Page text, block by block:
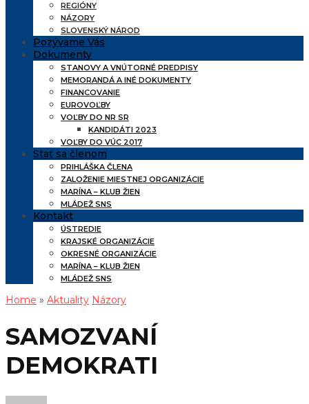
REGIÓNY
NÁZORY
SLOVENSKÝ NÁROD
Pozývame Vás
Dokumenty
STANOVY A VNÚTORNÉ PREDPISY
MEMORANDÁ A INÉ DOKUMENTY
FINANCOVANIE
EUROVOĽBY
VOĽBY DO NR SR
KANDIDÁTI 2023
VOĽBY DO VÚC 2017
Stať sa členom
PRIHLÁŠKA ČLENA
ZALOŽENIE MIESTNEJ ORGANIZÁCIE
MARÍNA – KLUB ŽIEN
MLÁDEŽ SNS
Kontakt
ÚSTREDIE
KRAJSKÉ ORGANIZÁCIE
OKRESNÉ ORGANIZÁCIE
MARÍNA – KLUB ŽIEN
MLÁDEŽ SNS
Home » Aktuality Názory
SAMOZVANÍ
DEMOKRATI